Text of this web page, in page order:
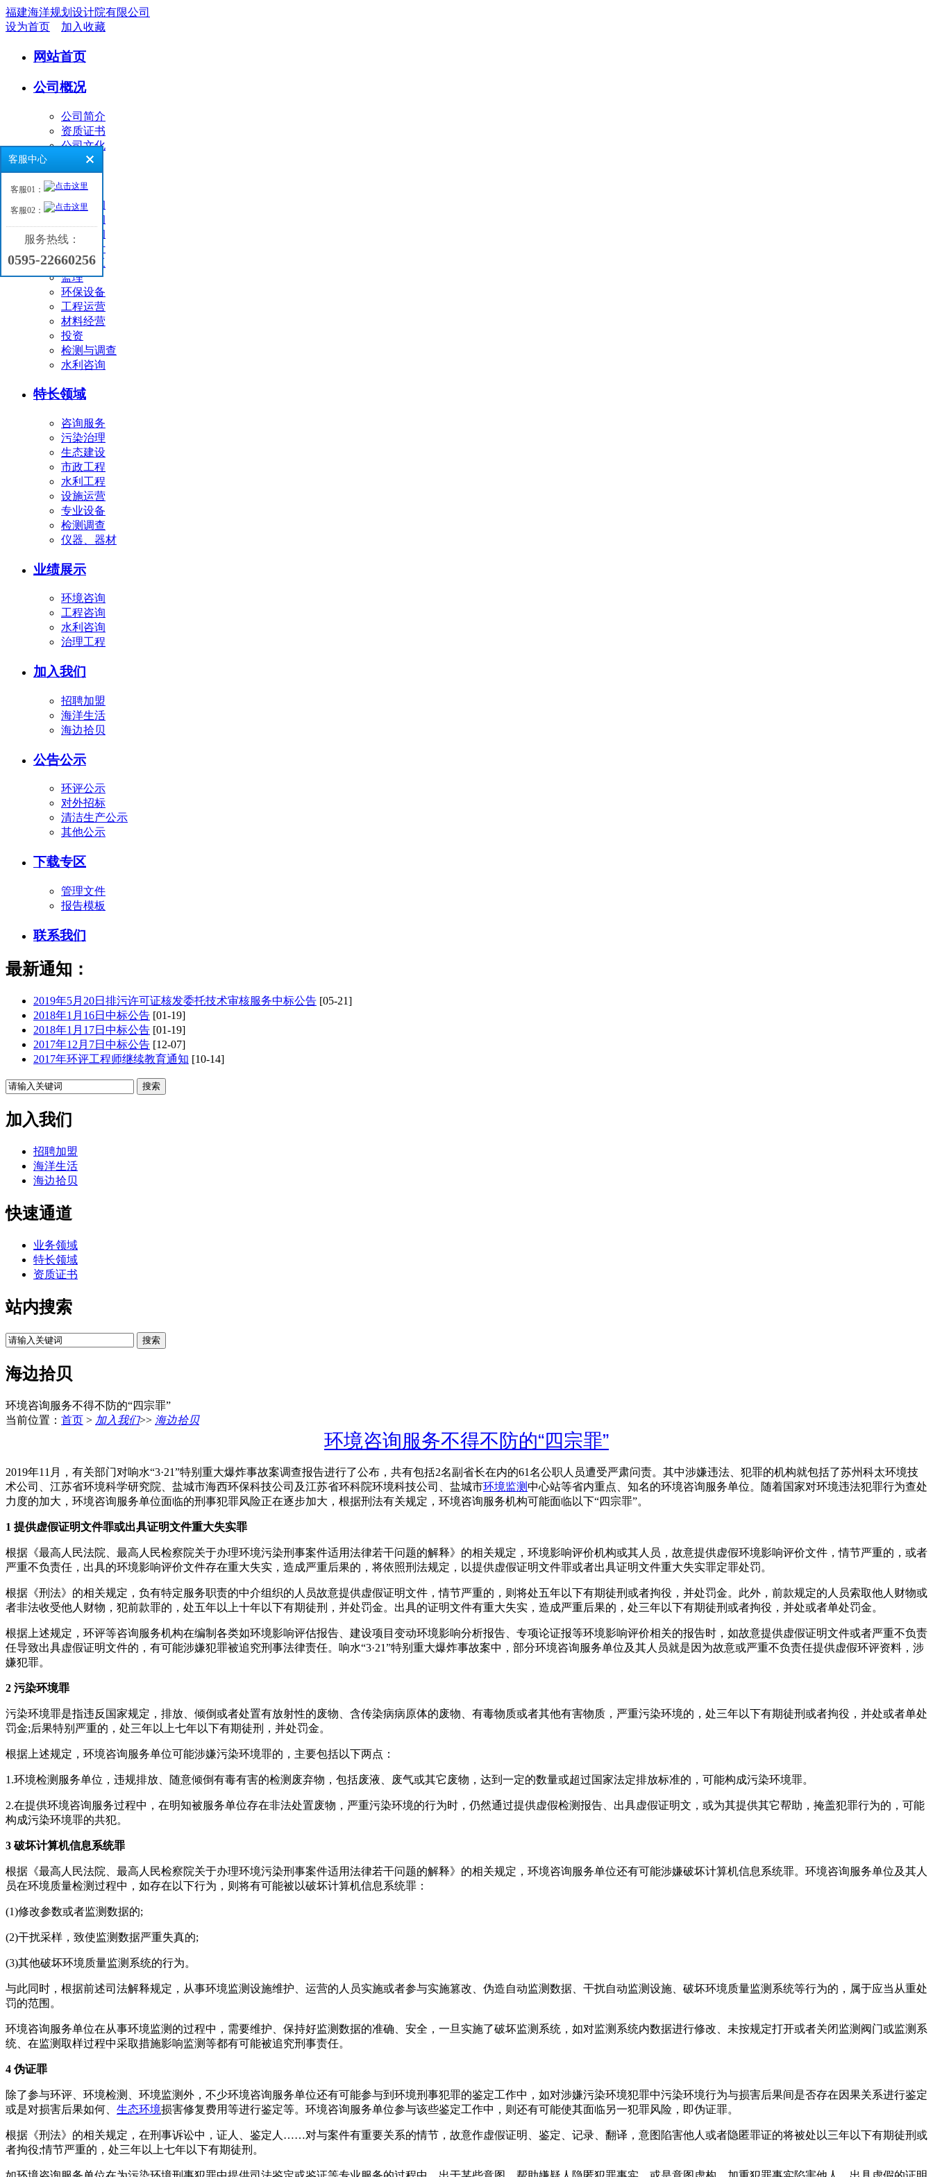
福建海洋规划设计院有限公司
设为首页
加入收藏
网站首页
公司概况
公司简介
资质证书
公司文化
业务领域
环境咨询
工程咨询
海洋咨询
工程设计
工程施工
监理
环保设备
工程运营
材料经营
投资
检测与调查
水利咨询
特长领域
咨询服务
污染治理
生态建设
市政工程
水利工程
设施运营
专业设备
检测调查
仪器、器材
业绩展示
环境咨询
工程咨询
水利咨询
治理工程
加入我们
招聘加盟
海洋生活
海边拾贝
公告公示
环评公示
对外招标
清洁生产公示
其他公示
下载专区
管理文件
报告模板
联系我们
最新通知：
2019年5月20日排污许可证核发委托技术审核服务中标公告 [05-21]
2018年1月16日中标公告 [01-19]
2018年1月17日中标公告 [01-19]
2017年12月7日中标公告 [12-07]
2017年环评工程师继续教育通知 [10-14]
加入我们
招聘加盟
海洋生活
海边拾贝
快速通道
业务领域
特长领域
资质证书
站内搜索
海边拾贝
环境咨询服务不得不防的“四宗罪”
当前位置： 首页 > 加入我们>> 海边拾贝
环境咨询服务不得不防的“四宗罪”
2019年11月，有关部门对响水“3·21”特别重大爆炸事故案调查报告进行了公布，共有包括2名副省长在内的61名公职人员遭受严肃问责。其中涉嫌违法、犯罪的机构就包括了苏州科太环境技
术公司、江苏省环境科学研究院、盐城市海西环保科技公司及江苏省环科院环境科技公司、盐城市环境监测中心站等省内重点、知名的环境咨询服务单位。随着国家对环境违法犯罪行为查处
力度的加大，环境咨询服务单位面临的刑事犯罪风险正在逐步加大，根据刑法有关规定，环境咨询服务机构可能面临以下“四宗罪”。
1 提供虚假证明文件罪或出具证明文件重大失实罪
根据《最高人民法院、最高人民检察院关于办理环境污染刑事案件适用法律若干问题的解释》的相关规定，环境影响评价机构或其人员，故意提供虚假环境影响评价文件，情节严重的，或者
严重不负责任，出具的环境影响评价文件存在重大失实，造成严重后果的，将依照刑法规定，以提供虚假证明文件罪或者出具证明文件重大失实罪定罪处罚。
根据《刑法》的相关规定，负有特定服务职责的中介组织的人员故意提供虚假证明文件，情节严重的，则将处五年以下有期徒刑或者拘役，并处罚金。此外，前款规定的人员索取他人财物或
者非法收受他人财物，犯前款罪的，处五年以上十年以下有期徒刑，并处罚金。出具的证明文件有重大失实，造成严重后果的，处三年以下有期徒刑或者拘役，并处或者单处罚金。
根据上述规定，环评等咨询服务机构在编制各类如环境影响评估报告、建设项目变动环境影响分析报告、专项论证报等环境影响评价相关的报告时，如故意提供虚假证明文件或者严重不负责
任导致出具虚假证明文件的，有可能涉嫌犯罪被追究刑事法律责任。响水“3·21”特别重大爆炸事故案中，部分环境咨询服务单位及其人员就是因为故意或严重不负责任提供虚假环评资料，涉
嫌犯罪。
2 污染环境罪
污染环境罪是指违反国家规定，排放、倾倒或者处置有放射性的废物、含传染病病原体的废物、有毒物质或者其他有害物质，严重污染环境的，处三年以下有期徒刑或者拘役，并处或者单处
罚金;后果特别严重的，处三年以上七年以下有期徒刑，并处罚金。
根据上述规定，环境咨询服务单位可能涉嫌污染环境罪的，主要包括以下两点：
1.环境检测服务单位，违规排放、随意倾倒有毒有害的检测废弃物，包括废液、废气或其它废物，达到一定的数量或超过国家法定排放标准的，可能构成污染环境罪。
2.在提供环境咨询服务过程中，在明知被服务单位存在非法处置废物，严重污染环境的行为时，仍然通过提供虚假检测报告、出具虚假证明文，或为其提供其它帮助，掩盖犯罪行为的，可能
构成污染环境罪的共犯。
3 破坏计算机信息系统罪
根据《最高人民法院、最高人民检察院关于办理环境污染刑事案件适用法律若干问题的解释》的相关规定，环境咨询服务单位还有可能涉嫌破坏计算机信息系统罪。环境咨询服务单位及其人
员在环境质量检测过程中，如存在以下行为，则将有可能被以破坏计算机信息系统罪：
(1)修改参数或者监测数据的;
(2)干扰采样，致使监测数据严重失真的;
(3)其他破坏环境质量监测系统的行为。
与此同时，根据前述司法解释规定，从事环境监测设施维护、运营的人员实施或者参与实施篡改、伪造自动监测数据、干扰自动监测设施、破坏环境质量监测系统等行为的，属于应当从重处
罚的范围。
环境咨询服务单位在从事环境监测的过程中，需要维护、保持好监测数据的准确、安全，一旦实施了破坏监测系统，如对监测系统内数据进行修改、未按规定打开或者关闭监测阀门或监测系
统、在监测取样过程中采取措施影响监测等都有可能被追究刑事责任。
4 伪证罪
除了参与环评、环境检测、环境监测外，不少环境咨询服务单位还有可能参与到环境刑事犯罪的鉴定工作中，如对涉嫌污染环境犯罪中污染环境行为与损害后果间是否存在因果关系进行鉴定
或是对损害后果如何、 生态环境损害修复费用等进行鉴定等。环境咨询服务单位参与该些鉴定工作中，则还有可能使其面临另一犯罪风险，即伪证罪。
根据《刑法》的相关规定，在刑事诉讼中，证人、鉴定人……对与案件有重要关系的情节，故意作虚假证明、鉴定、记录、翻译，意图陷害他人或者隐匿罪证的将被处以三年以下有期徒刑或
者拘役;情节严重的，处三年以上七年以下有期徒刑。
客服中心
客服01：
客服02：
服务热线：
0595-22660256